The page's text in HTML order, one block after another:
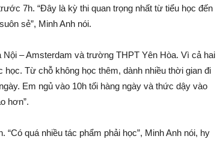
7h. “Đây là kỳ thi quan trọng nhất từ tiểu học đến
sẻ”, Minh Anh nói.
– Amsterdam và trường THPT Yên Hòa. Vì cả hai
Từ chỗ không học thêm, dành nhiều thời gian đi
Em ngủ vào 10h tối hàng ngày và thức dậy vào
hơn”.
quá nhiều tác phẩm phải học”, Minh Anh nói, hy